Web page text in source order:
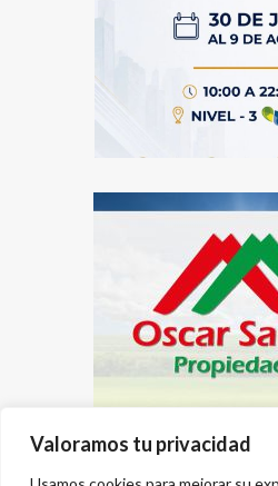
Valoramos tu privacidad